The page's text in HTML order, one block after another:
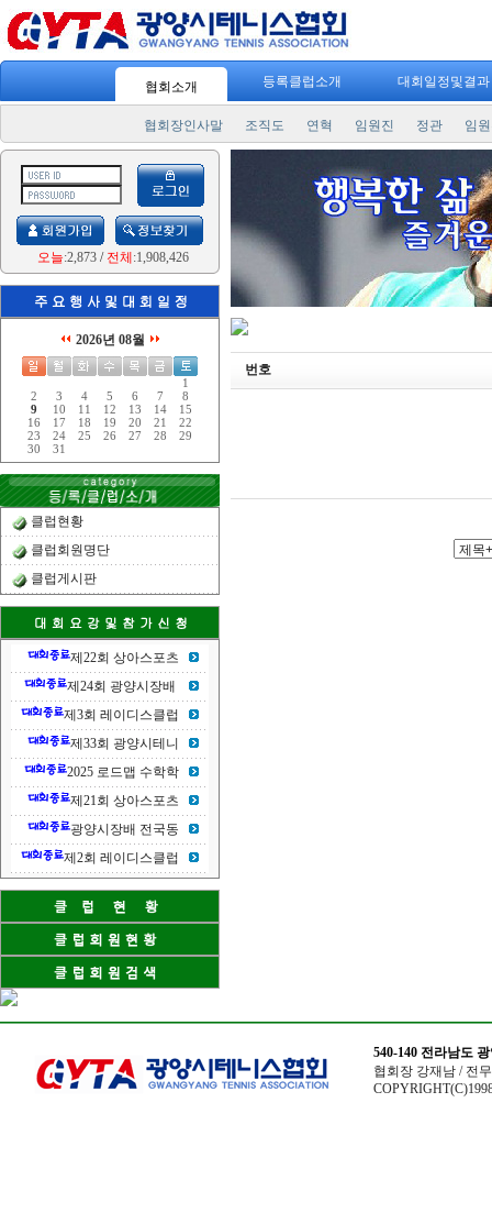
협회소개 등록클럽소개 대회일정및결
협회장인사말 조직도 연혁 임원진 정관 임
오늘:2,873/ 전체 :1,908,426
2026년 08월
1
2
3 4 5 6 7
8
9
10 11 12 13 14
15
16
17 18 19 20 21
22
23
24 25 26 27 28
29
30
31
클럽현황
클럽회원명단
클럽게시판
제22회 상아스포츠
제24회 광양시장배
제3회 레이디스클럽
제33회 광양시테니
2025 로드맵 수학학
제21회 상아스포츠
광양시장배 전국동
제2회 레이디스클럽
번호
540-140 전라남도
협회장 강재남 / 전